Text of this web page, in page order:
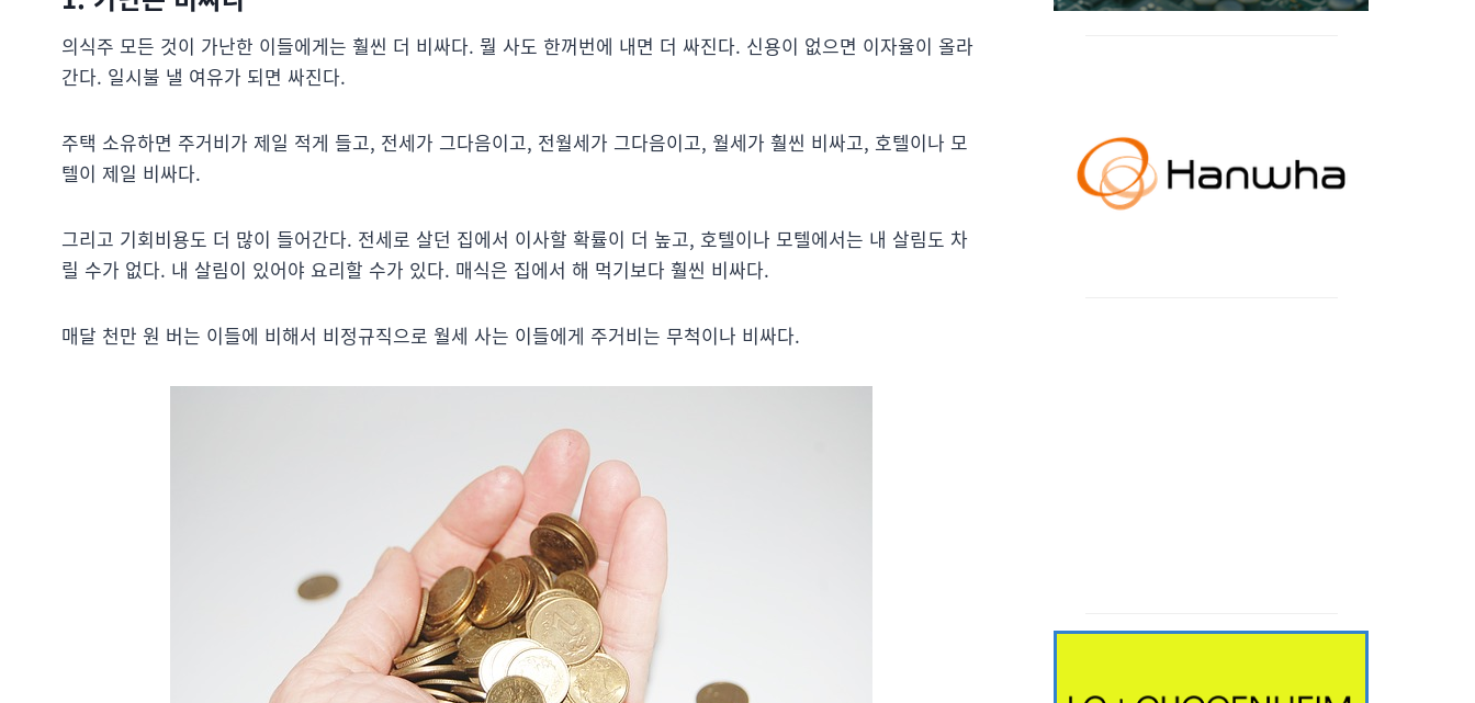
의식주 모든 것이 가난한 이들에게는 훨씬 더 비싸다. 뭘 사도 한꺼번에 내면 더 싸진다. 신용이 없으면 이자율이 올라
간다. 일시불 낼 여유가 되면 싸진다.
주택 소유하면 주거비가 제일 적게 들고, 전세가 그다음이고, 전월세가 그다음이고, 월세가 훨씬 비싸고, 호텔이나 모
텔이 제일 비싸다.
그리고 기회비용도 더 많이 들어간다. 전세로 살던 집에서 이사할 확률이 더 높고, 호텔이나 모텔에서는 내 살림도 차
릴 수가 없다. 내 살림이 있어야 요리할 수가 있다. 매식은 집에서 해 먹기보다 훨씬 비싸다.
매달 천만 원 버는 이들에 비해서 비정규직으로 월세 사는 이들에게 주거비는 무척이나 비싸다.